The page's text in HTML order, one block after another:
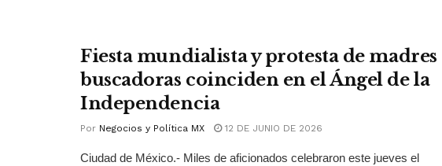
Fiesta mundialista y protesta de madres
buscadoras coinciden en el Ángel de la
Independencia
Por Negocios y Política MX 12 DE JUNIO DE 2026
Ciudad de México.- Miles de aficionados celebraron este jueves el